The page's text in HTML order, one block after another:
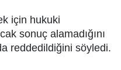
için hukuki
sonuç alamadığını
reddedildiğini söyledi.